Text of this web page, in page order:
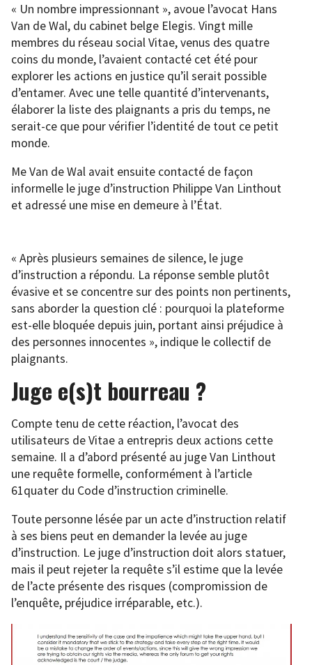
« Un nombre impressionnant », avoue l’avocat Hans
Van de Wal, du cabinet belge Elegis. Vingt mille
membres du réseau social Vitae, venus des quatre
coins du monde, l’avaient contacté cet été pour
explorer les actions en justice qu’il serait possible
d’entamer. Avec une telle quantité d’intervenants,
élaborer la liste des plaignants a pris du temps, ne
serait-ce que pour vérifier l’identité de tout ce petit
monde.
Me Van de Wal avait ensuite contacté de façon
informelle le juge d’instruction Philippe Van Linthout
et adressé une mise en demeure à l’État.
« Après plusieurs semaines de silence, le juge
d’instruction a répondu. La réponse semble plutôt
évasive et se concentre sur des points non pertinents,
sans aborder la question clé : pourquoi la plateforme
est-elle bloquée depuis juin, portant ainsi préjudice à
des personnes innocentes », indique le collectif de
plaignants.
Juge e(s)t bourreau ?
Compte tenu de cette réaction, l’avocat des
utilisateurs de Vitae a entrepris deux actions cette
semaine. Il a d’abord présenté au juge Van Linthout
une requête formelle, conformément à l’article
61quater du Code d’instruction criminelle.
Toute personne lésée par un acte d’instruction relatif
à ses biens peut en demander la levée au juge
d’instruction. Le juge d’instruction doit alors statuer,
mais il peut rejeter la requête s’il estime que la levée
de l’acte présente des risques (compromission de
l’enquête, préjudice irréparable, etc.).